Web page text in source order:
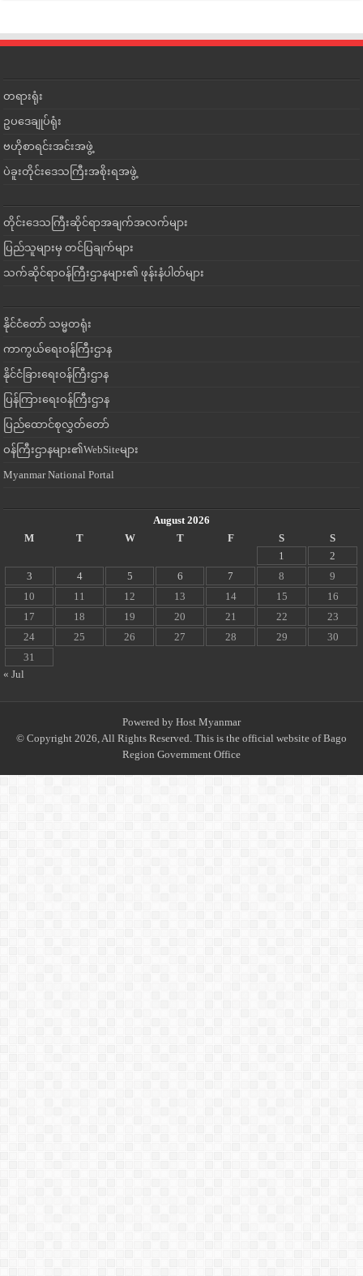
တရားရုံး
ဥပဒေချုပ်ရုံး
ဗဟိုစာရင်းအင်းအဖွဲ့
ပဲခူးတိုင်းဒေသကြီးအစိုးရအဖွဲ့
တိုင်းဒေသကြီးဆိုင်ရာအချက်အလက်များ
ပြည်သူများမှ တင်ပြချက်များ
သက်ဆိုင်ရာဝန်ကြီးဌာနများ၏ ဖုန်းနံပါတ်များ
နိုင်ငံတော် သမ္မတရုံး
ကာကွယ်ရေးဝန်ကြီးဌာန
နိုင်ငံခြားရေးဝန်ကြီးဌာန
ပြန်ကြားရေးဝန်ကြီးဌာန
ပြည်ထောင်စုလွှတ်တော်
ဝန်ကြီးဌာနများ၏WebSiteများ
Myanmar National Portal
August 2026
M
T W T F S
S
1
2
3
4 5 6 7 8
9
10
11 12 13 14 15
16
17
18 19 20 21 22
23
24
25 26 27 28 29
30
31
« Jul
Powered by Host Myanmar
© Copyright 2026, All Rights Reserved. This is the official website of Bago
Region Government Office